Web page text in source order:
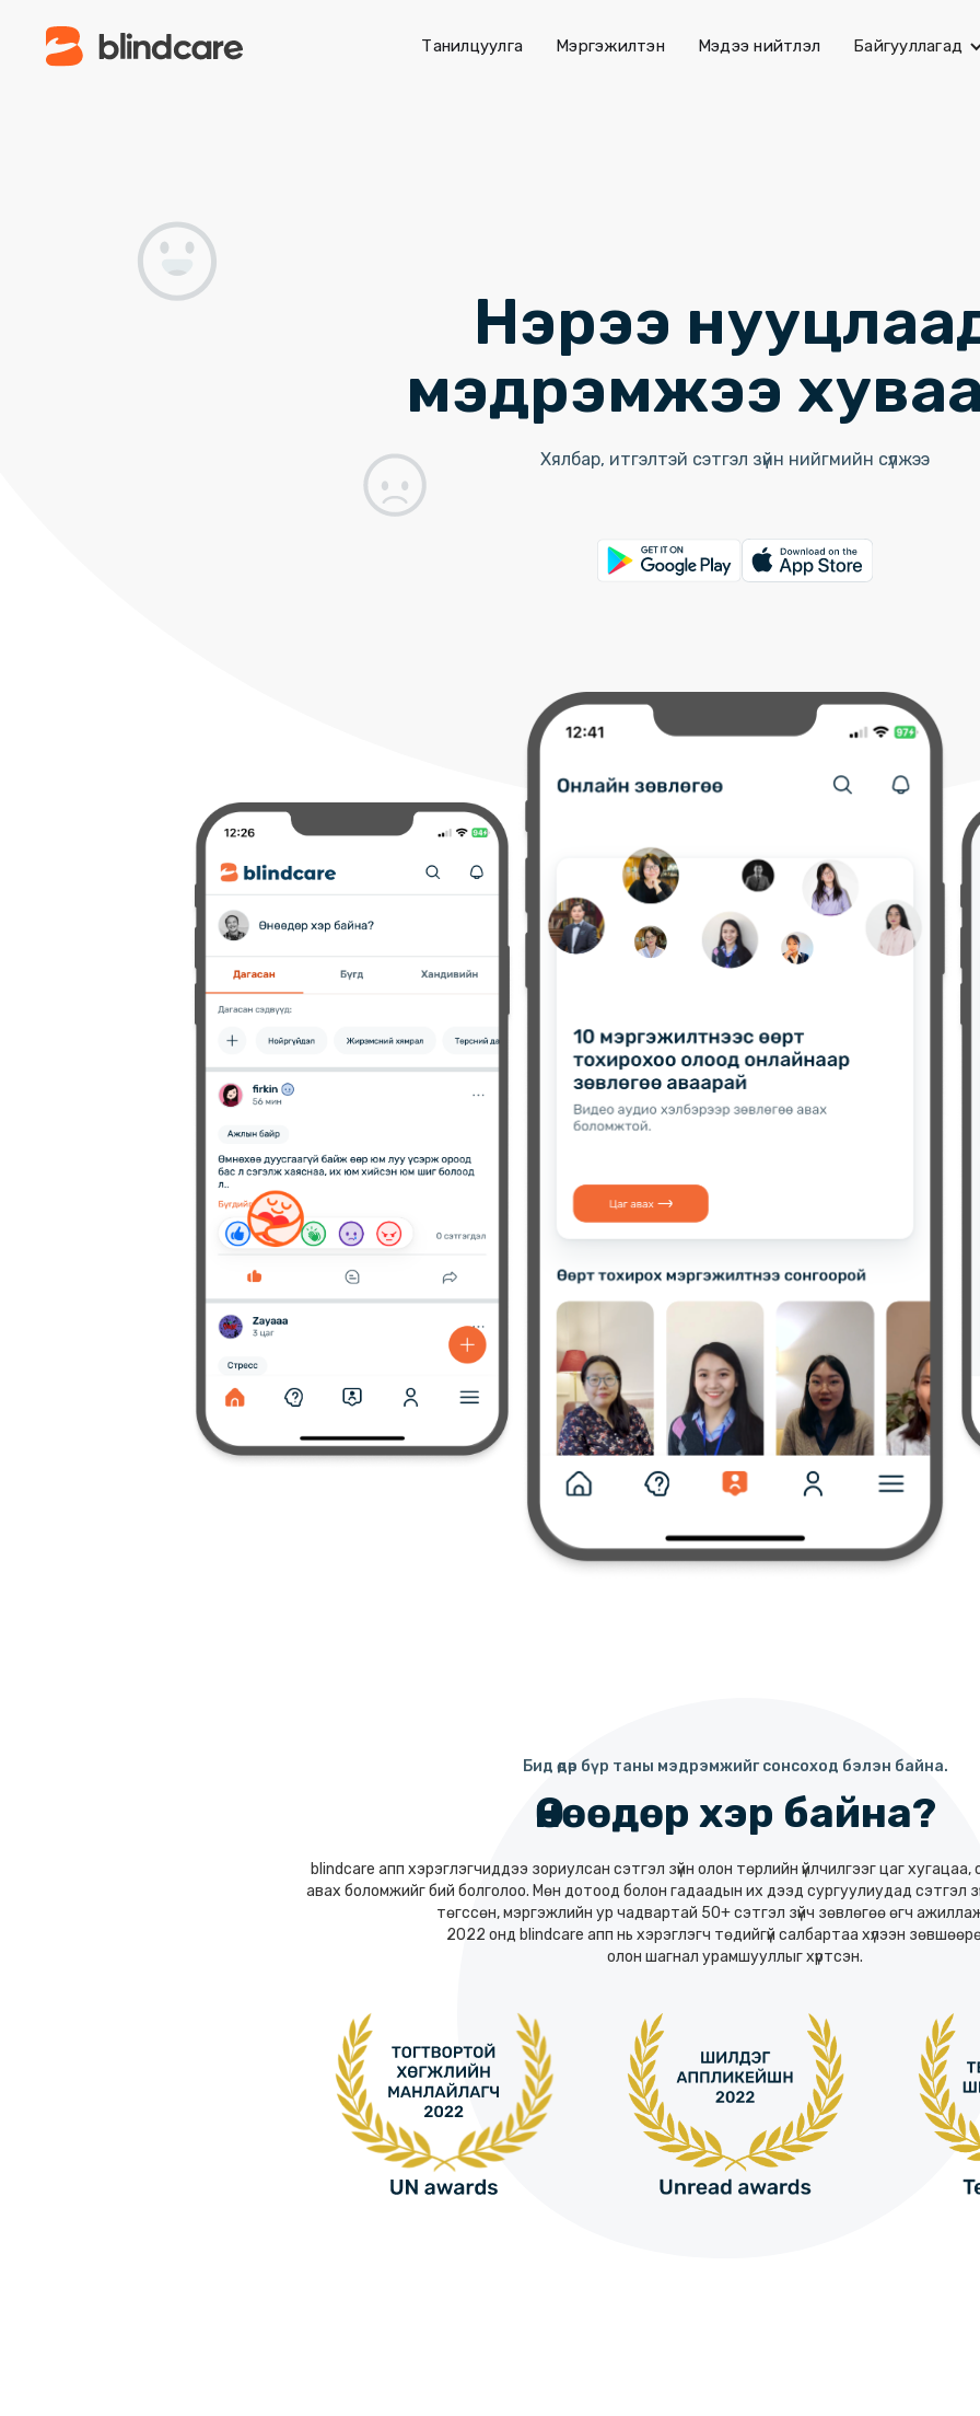
Танилцуулга Мэргэжилтэн Мэдээ нийтлэл Байгууллагад
Нэрээ
мэдрэмжээ
Хялбар, итгэлтэй сэтгэл зүйн нийгмийн сүлжээ
Бид өдөр бүр таны мэдрэмжийг сонсоход бэлэн байна.
Өнөөдөр хэр байна?
blindcare апп хэрэглэгчиддээ зориулсан сэтгэл зүйн олон төрлийн үйлчилгээг цаг хугацаа,
авах боломжийг бий болголоо. Мөн дотоод болон гадаадын их дээд сургуулиудад сэтгэл
төгссөн, мэргэжлийн ур чадвартай 50+ сэтгэл зүйч зөвлөгөө өгч
2022 онд blindcare апп нь хэрэглэгч төдийгүй салбартаа хүлээн
олон шагнал урамшууллыг хүртсэн.